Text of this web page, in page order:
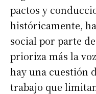
pactos y
históricamente,
social por parte
prioriza más la
hay una cuestión
trabajo que